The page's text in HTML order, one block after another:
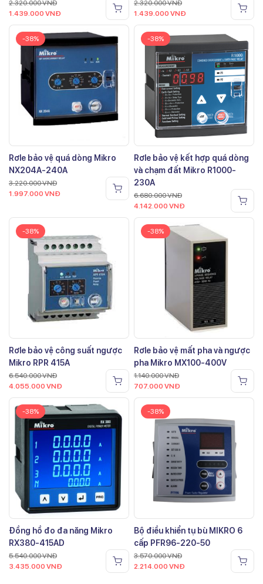
2.320.000VNĐ
1.439.000 VNĐ
2.320.000VNĐ
1.439.000 VNĐ
-38%
Rơle bảo vệ quá dòng Mikro
NX204A-240A
3.220.000VNĐ
1.997.000 VNĐ
-38%
Rơle bảo vệ kết hợp quá dòng
và chạm đất Mikro R1000-
230A
6.680.000VNĐ
4.142.000 VNĐ
-38%
Rơle bảo vệ công suất ngược
Mikro RPR 415A
6.540.000VNĐ
4.055.000 VNĐ
-38%
Rơle bảo vệ mất pha và ngược
pha Mikro MX100-400V
1.140.000VNĐ
707.000 VNĐ
-38%
Đồng hồ đo đa năng Mikro
RX380-415AD
5.540.000VNĐ
3.435.000 VNĐ
-38%
Bộ điều khiển tụ bù MIKRO 6
cấp PFR96-220-50
3.570.000VNĐ
2.214.000 VNĐ